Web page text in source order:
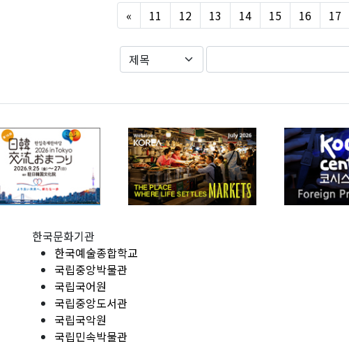
« Previous
11 12 13 14 15 16 17
한국문화기관
한국예술종합학교
국립중앙박물관
국립국어원
국립중앙도서관
국립국악원
국립민속박물관